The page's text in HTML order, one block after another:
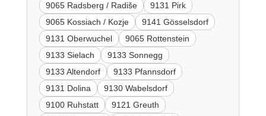
9065 Radsberg / Radiše
9131 Pirk
9065 Kossiach / Kozje
9141 Gösselsdorf
9131 Oberwuchel
9065 Rottenstein
9133 Sielach
9133 Sonnegg
9133 Altendorf
9133 Pfannsdorf
9131 Dolina
9130 Wabelsdorf
9100 Ruhstatt
9121 Greuth